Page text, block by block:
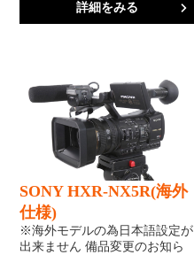
詳細をみる
SONY HXR-NX5R(海外
仕様)
※海外モデルの為日本語設定が
出来ません 備品変更のお知ら